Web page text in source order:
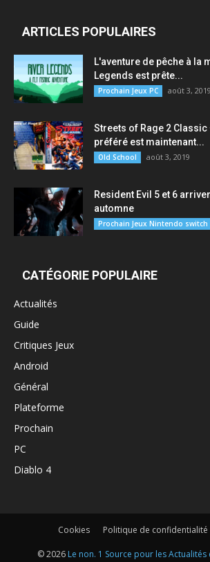
ARTICLES POPULAIRES
L'aventure de pêche à la
Legends est prête...
Prochain Jeux PC août 3, 2019
Streets of Rage 2
préféré est maintenant...
Old School août 3, 2019
Resident Evil 5 et 6
automne
Prochain Jeux Nintendo switch
CATÉGORIE POPULAIRE
Actualités
Guide
Critiques Jeux
Android
Général
Plateforme
Prochain
PC
Diablo 4
Cookies Politique de confidentialité
© 2026 Le non. 1 Source pour les Actualités